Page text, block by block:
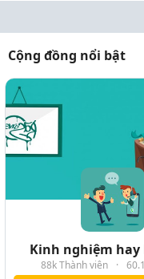
Cộng đồng nổi bật
Kinh nghiệm hay
88k Thành viên ·